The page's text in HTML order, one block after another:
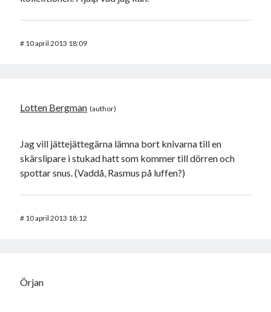
# 10 april 2013 18:09
Lotten Bergman
Jag vill jättejättegärna lämna bort knivarna till en
skärslipare i stukad hatt som kommer till dörren och
spottar snus. (Vaddå, Rasmus på luffen?)
# 10 april 2013 18:12
Örjan